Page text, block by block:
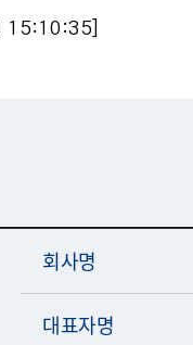
15:10:35]
회사명
대표자명